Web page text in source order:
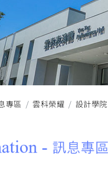
專區 雲科榮耀 設計學院